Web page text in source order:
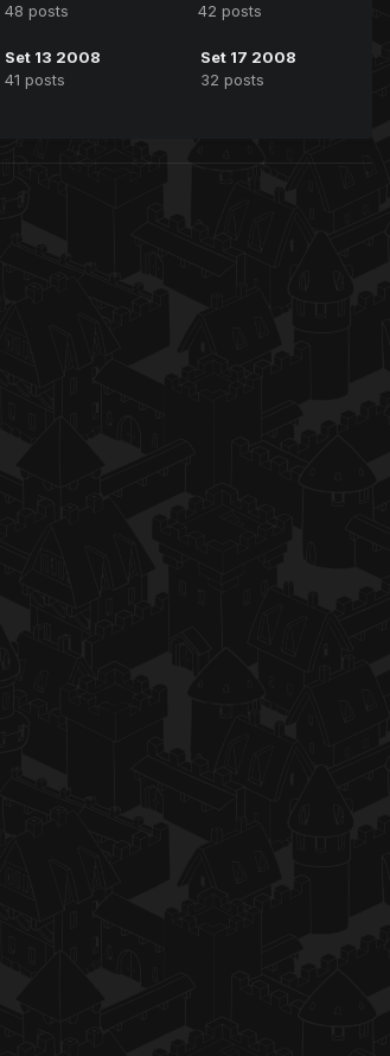
48 posts
42 posts
Set 13 2008
41 posts
Set 17 2008
32 posts